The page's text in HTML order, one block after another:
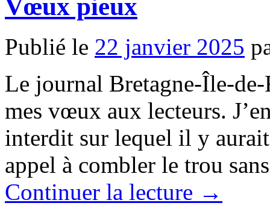
Vœux pieux
Publié le 22 janvier 2025
Le journal Bretagne-Île-de-
mes vœux aux lecteurs.
interdit sur lequel il y
appel à combler le trou
Continuer la lecture →